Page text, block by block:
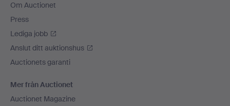
Om Auctionet
Press
Lediga jobb
Anslut ditt auktionshus
Auctionets garanti
Mer från Auctionet
Auctionet Magazine